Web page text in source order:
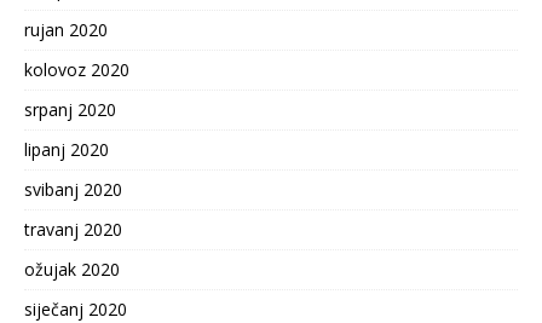
rujan 2020
kolovoz 2020
srpanj 2020
lipanj 2020
svibanj 2020
travanj 2020
ožujak 2020
siječanj 2020